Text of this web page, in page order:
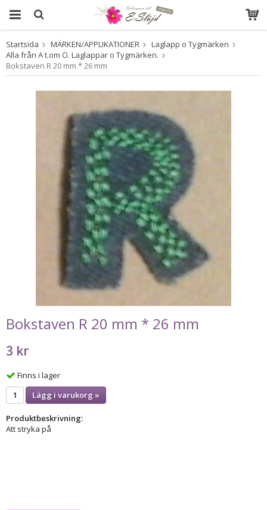
Produkten har blivit tillagd i varukorgen
Startsida MÄRKEN/APPLIKATIONER
Laglapp o Tygmärken
Alla från A t.om Ö. Laglappar o Tygmärken.
Bokstaven R 20 mm * 26 mm
Bokstaven R 20 mm * 26 mm
3 kr
Finns i lager
Lägg i varukorg »
Produktbeskrivning:
Att stryka på